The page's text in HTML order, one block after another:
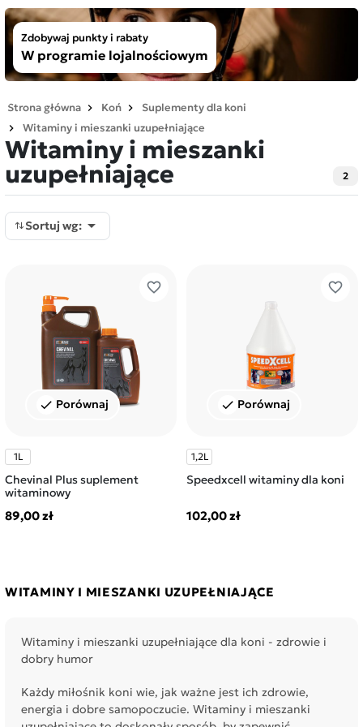
Zdobywaj punkty i rabaty
W programie lojalnościowym
Strona główna Koń
Suplementy dla koni
Witaminy i mieszanki uzupełniające
Witaminy i mieszanki
uzupełniające
2
Sortuj wg: 
favorite_border
check Porównaj
1L
Chevinal Plus suplement
witaminowy
89,00 zł
favorite_border
check Porównaj
1,2L
Speedxcell witaminy dla koni
102,00 zł
WITAMINY I MIESZANKI UZUPEŁNIAJĄCE
Witaminy i mieszanki uzupełniające dla koni - zdrowie i
dobry humor
Każdy miłośnik koni wie, jak ważne jest ich zdrowie,
energia i dobre samopoczucie. Witaminy i mieszanki